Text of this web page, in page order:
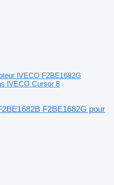
IVECO F2BE1682G
IVECO Cursor 8
F2BE1682G pour